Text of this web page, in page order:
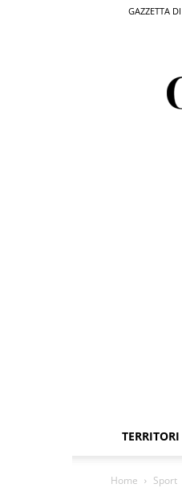
GAZZETTA
TERRITORI
Home Sport